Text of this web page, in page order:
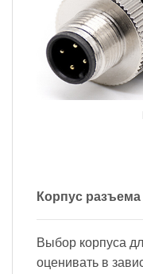
Корпус разъема
Выбор корпуса
оценивать в